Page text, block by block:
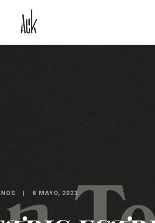
8 MAYO, 2023